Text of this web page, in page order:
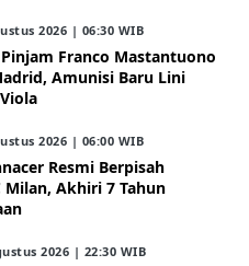
2026 | 06:30 WIB
Franco Mastantuono
Amunisi Baru Lini
2026 | 06:00 WIB
Resmi Berpisah
Milan, Akhiri 7 Tahun
2026 | 22:30 WIB